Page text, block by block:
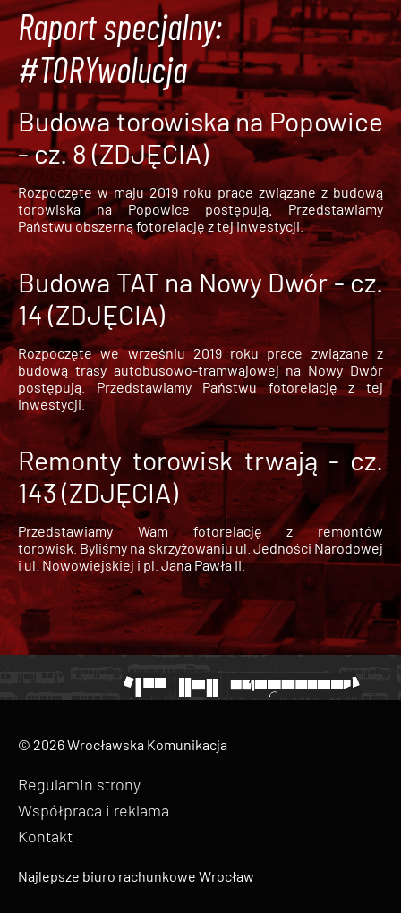
Raport specjalny:
#TORYwolucja
Budowa torowiska na Popowice
- cz. 8 (ZDJĘCIA)
Rozpoczęte w maju 2019 roku prace związane z budową
torowiska na Popowice
postępują. Przedstawiamy
Państwu obszerną fotorelację z tej inwestycji.
Budowa TAT na Nowy Dwór - cz.
14 (ZDJĘCIA)
Rozpoczęte we wrześniu 2019 roku prace związane z
budową trasy autobusowo-tramwajowej na Nowy Dwór
postępują. Przedstawiamy Państwu fotorelację z tej
inwestycji.
Remonty torowisk trwają - cz.
143 (ZDJĘCIA)
Przedstawiamy Wam fotorelację z remontów
torowisk. Byliśmy na skrzyżowaniu ul. Jedności Narodowej
i ul. Nowowiejskiej i pl. Jana Pawła II.
© 2026 Wrocławska Komunikacja
Regulamin strony
Współpraca i reklama
Kontakt
Najlepsze biuro rachunkowe Wrocław